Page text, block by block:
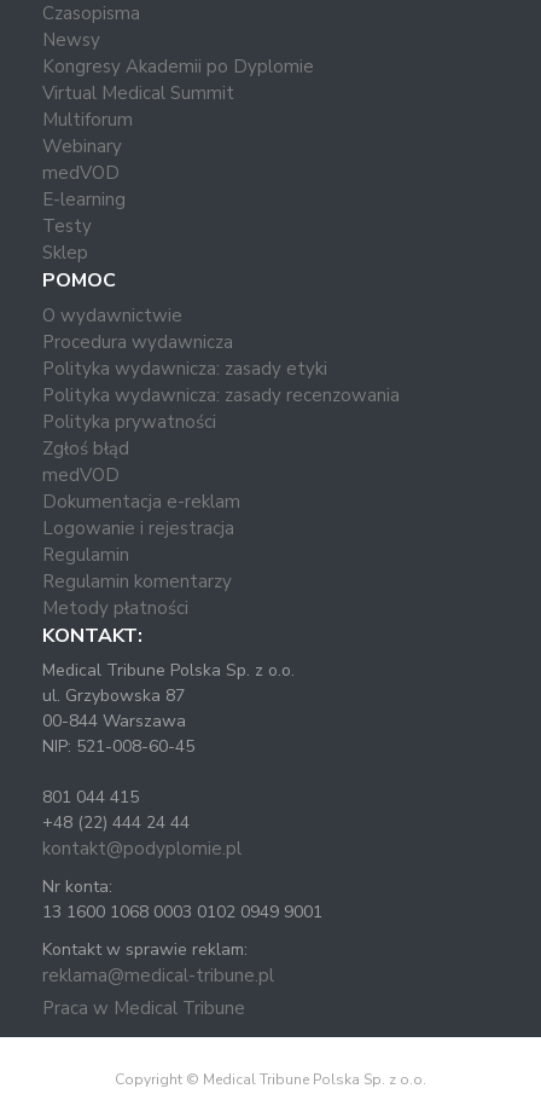
Czasopisma
Newsy
Kongresy Akademii po Dyplomie
Virtual Medical Summit
Multiforum
Webinary
medVOD
E-learning
Testy
Sklep
POMOC
O wydawnictwie
Procedura wydawnicza
Polityka wydawnicza: zasady etyki
Polityka wydawnicza: zasady recenzowania
Polityka prywatności
Zgłoś błąd
medVOD
Dokumentacja e-reklam
Logowanie i rejestracja
Regulamin
Regulamin komentarzy
Metody płatności
KONTAKT:
Medical Tribune Polska Sp. z o.o.
ul. Grzybowska 87
00-844 Warszawa
NIP: 521-008-60-45
801 044 415
+48 (22) 444 24 44
kontakt@podyplomie.pl
Nr konta:
13 1600 1068 0003 0102 0949 9001
Kontakt w sprawie reklam:
reklama@medical-tribune.pl
Praca w Medical Tribune
Copyright © Medical Tribune Polska Sp. z o.o.